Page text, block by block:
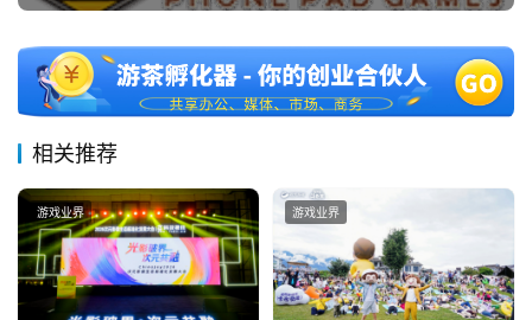
茶
对
接
会
上
海
站
相关推荐
游戏业界 游戏业界